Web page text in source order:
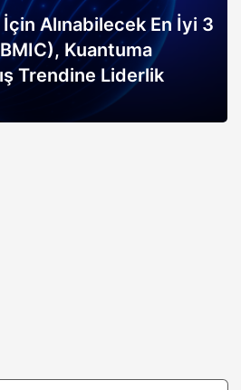
Alınabilecek En İyi 3
Kuantuma
Trendine Liderlik